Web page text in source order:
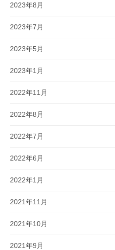
2023年8月
2023年7月
2023年5月
2023年1月
2022年11月
2022年8月
2022年7月
2022年6月
2022年1月
2021年11月
2021年10月
2021年9月